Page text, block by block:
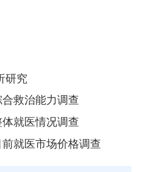
研究
救治能力调查
就医情况调查
就医市场价格调查